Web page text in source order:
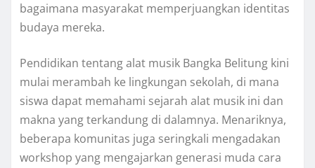
bagaimana masyarakat memperjuangkan identitas
budaya mereka.
Pendidikan tentang alat musik Bangka Belitung kini
mulai merambah ke lingkungan sekolah, di mana
siswa dapat memahami sejarah alat musik ini dan
makna yang terkandung di dalamnya. Menariknya,
beberapa komunitas juga seringkali mengadakan
workshop yang mengajarkan generasi muda cara